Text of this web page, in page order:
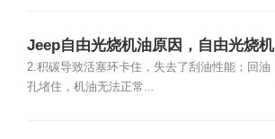
Jeep自由光烧机油原因，自由光烧机
油严重吗
2.积碳导致活塞环卡住，失去了刮油性能；回油
孔堵住，机油无法正常...